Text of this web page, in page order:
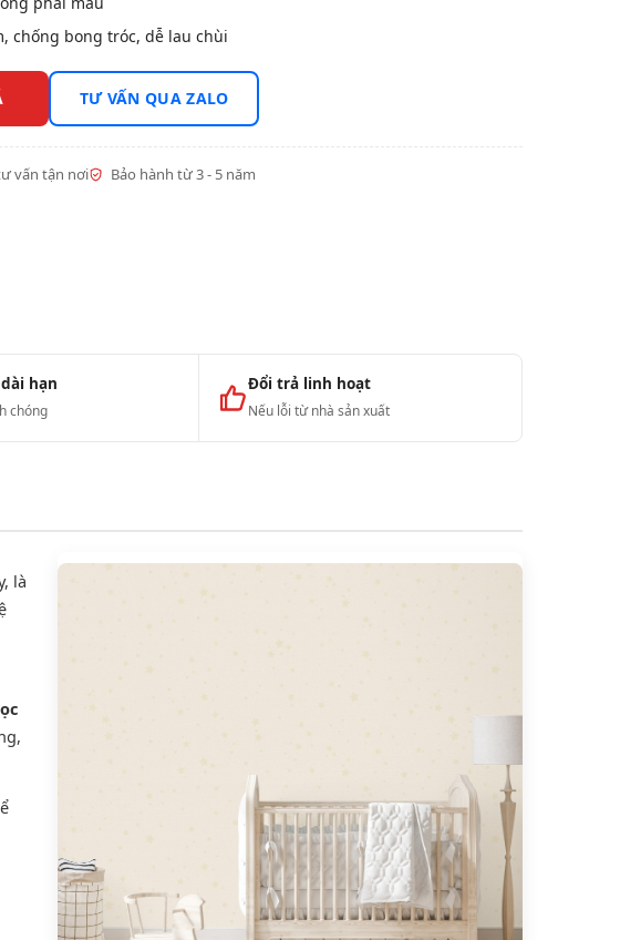
chống bong tróc, dễ lau chùi
TƯ VẤN QUA ZALO
vấn tận nơi Bảo hành từ 3 - 5 năm
hạn
chóng
Đổi trả linh hoạt
Nếu lỗi từ nhà sản xuất
là
,